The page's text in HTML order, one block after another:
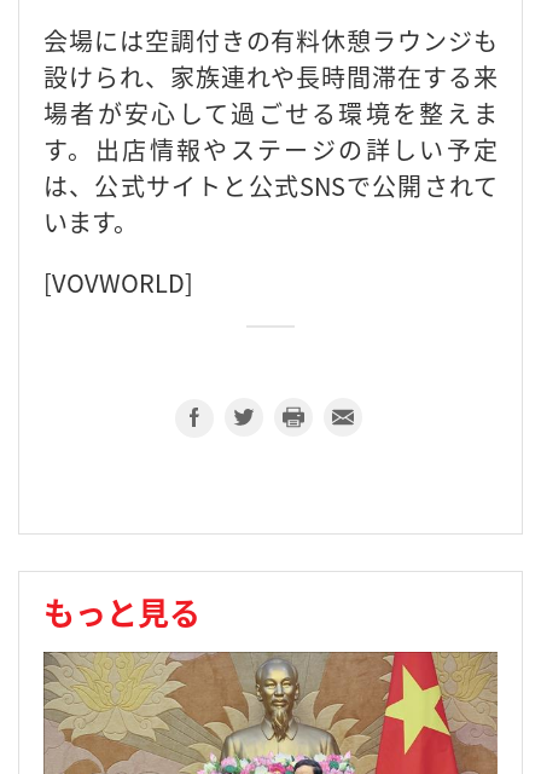
会場には空調付きの有料休憩ラウンジも
設けられ、家族連れや長時間滞在する来
場者が安心して過ごせる環境を整えま
す。出店情報やステージの詳しい予定
は、公式サイトと公式SNSで公開されて
います。
[VOVWORLD]
もっと見る